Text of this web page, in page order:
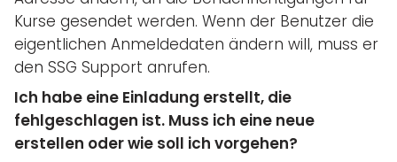
Kurse gesendet werden. Wenn der Benutzer die
eigentlichen Anmeldedaten ändern will, muss er
den SSG Support anrufen.
Ich habe eine Einladung erstellt, die
fehlgeschlagen ist. Muss ich eine neue
erstellen oder wie soll ich vorgehen?